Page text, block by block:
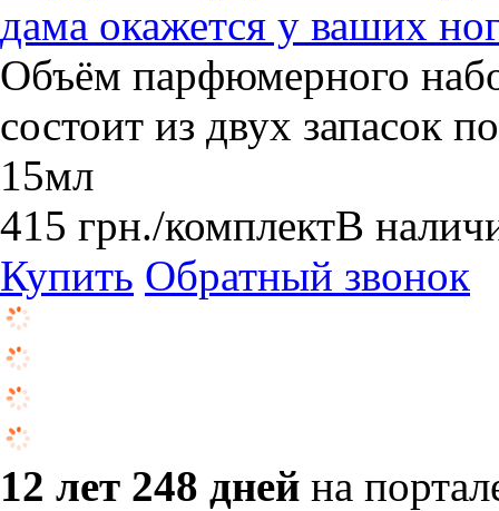
дама окажется у ваших
Объём парфюмерного
состоит из двух запасок
15мл
415 грн./комплектВ
Купить Обратный звонок
12 лет 248 дней на